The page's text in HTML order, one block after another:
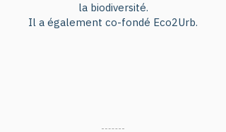
la biodiversité.
Il a également co-fondé Eco2Urb.